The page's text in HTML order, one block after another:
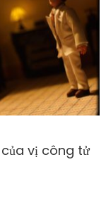
vị công tử